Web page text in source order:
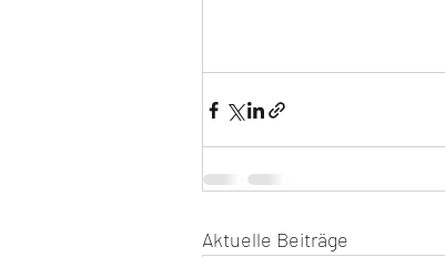
Aktuelle Beiträge